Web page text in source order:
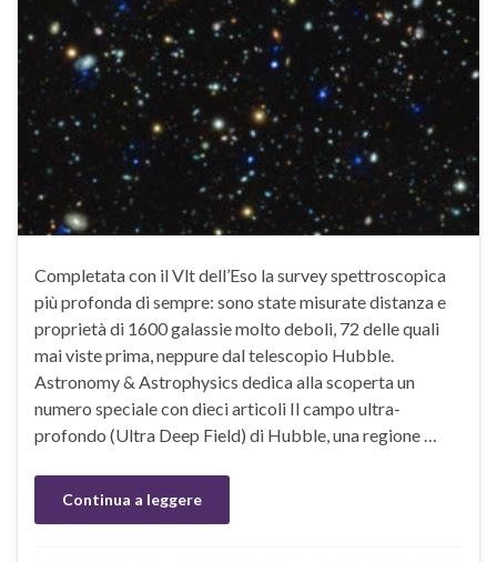
Completata con il Vlt dell’Eso la survey spettroscopica
più profonda di sempre: sono state misurate distanza e
proprietà di 1600 galassie molto deboli, 72 delle quali
mai viste prima, neppure dal telescopio Hubble.
Astronomy & Astrophysics dedica alla scoperta un
numero speciale con dieci articoli Il campo ultra-
profondo (Ultra Deep Field) di Hubble, una regione …
Continua a leggere